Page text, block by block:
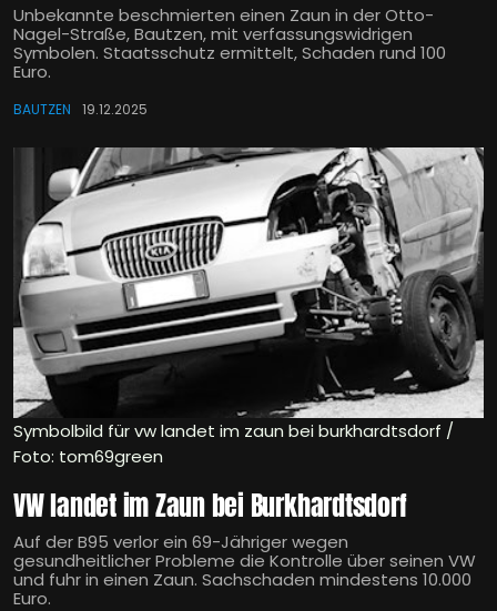
Unbekannte beschmierten einen Zaun in der Otto-
Nagel-Straße, Bautzen, mit verfassungswidrigen
Symbolen. Staatsschutz ermittelt, Schaden rund 100
Euro.
BAUTZEN 19.12.2025
Symbolbild für vw landet im zaun bei burkhardtsdorf /
Foto: tom69green
VW landet im Zaun bei Burkhardtsdorf
Auf der B95 verlor ein 69-Jähriger wegen
gesundheitlicher Probleme die Kontrolle über seinen VW
und fuhr in einen Zaun. Sachschaden mindestens 10.000
Euro.